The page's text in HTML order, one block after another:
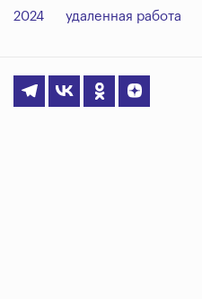
2024 удаленная работа